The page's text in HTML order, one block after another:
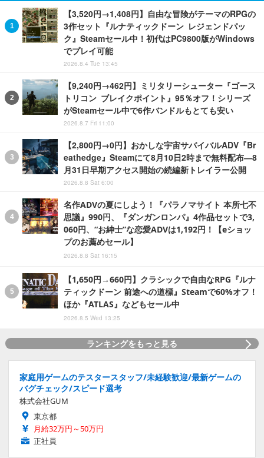
【3,520円→1,408円】自由な冒険がテーマのRPGの
3作セット『ルナティックドーン レジェンドパッ
ク』Steamセール中！初代はPC9800版がWindows
でプレイ可能
2026.8.4 Tue 13:45
【9,240円→462円】ミリタリーシューター『ゴース
トリコン ブレイクポイント』95％オフ！シリーズ
がSteamセール中で6作バンドルもとても安い
2026.8.7 Fri 11:00
【2,800円→0円】おかしな宇宙サバイバルADV『Br
eathedge』Steamにて8月10日2時まで無料配布―8
月31日早期アクセス開始の続編新トレイラー公開
2026.8.8 Sat 6:00
名作ADVの夏にしよう！『パラノマサイト 本所七不
思議』990円、『ダンガンロンパ』4作品セットで3,
060円、“お紳士”な恋愛ADVは1,192円！【eショッ
プのお薦めセール】
2026.8.8 Sat 16:15
【1,650円→660円】クラシックで自由なRPG『ルナ
ティックドーン 前途への道標』Steamで60%オフ！
ほか『ATLAS』などもセール中
2026.8.5 Wed 13:25
ランキングをもっと見る
家庭用ゲームのテスタースタッフ/未経験歓迎/最新ゲームの
バグチェック/スピード選考
株式会社GUM
東京都
月給32万円～50万円
正社員